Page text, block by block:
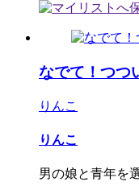
なでて！つつ
りんこ
りんこ
男の娘と青年を